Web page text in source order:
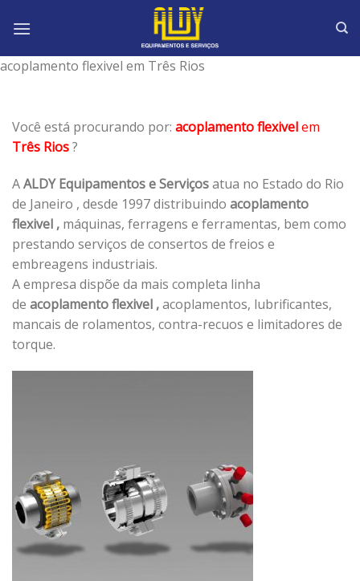
acoplamento flexivel em Três Rios
Você está procurando por: acoplamento flexivelem
Três Rios?
AALDY Equipamentos e Serviçosatua no Estado do Rio
de Janeiro , desde 1997 distribuindo acoplamento
flexivel , máquinas, ferragens e ferramentas, bem como
prestando serviços de consertos de freios e
embreagens industriais.
A empresa dispõe da mais completa linha
de acoplamento flexivel ,acoplamentos, lubrificantes,
mancais de rolamentos, contra-recuos e limitadores de
torque.